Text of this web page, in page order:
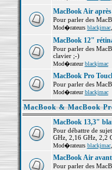
MacBook Air après
Pour parler des
Mod�rateurs blackjmac,
MacBook 12"
Pour parler des
clavier ;-)
Mod�rateurblackjmac
MacBook Pro
Pour parler des
Mod�rateurblackjmac
MacBook & MacBook
MacBook 13,3"
Pour débattre de
GHz, 2,16 GHz, 2,2
Mod�rateurs blackjmac,
MacBook Air avant
Pour parler des